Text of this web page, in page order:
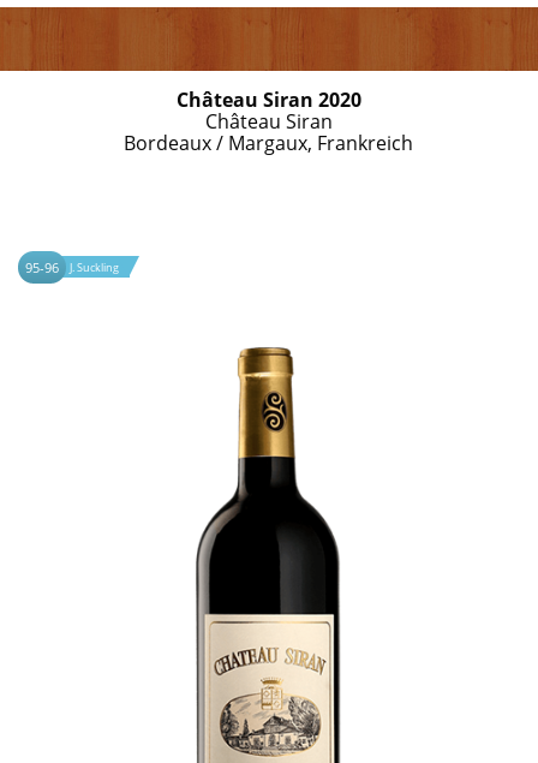
Château Siran 2020
Château Siran
Bordeaux / Margaux, Frankreich
95-96 J. Suckling